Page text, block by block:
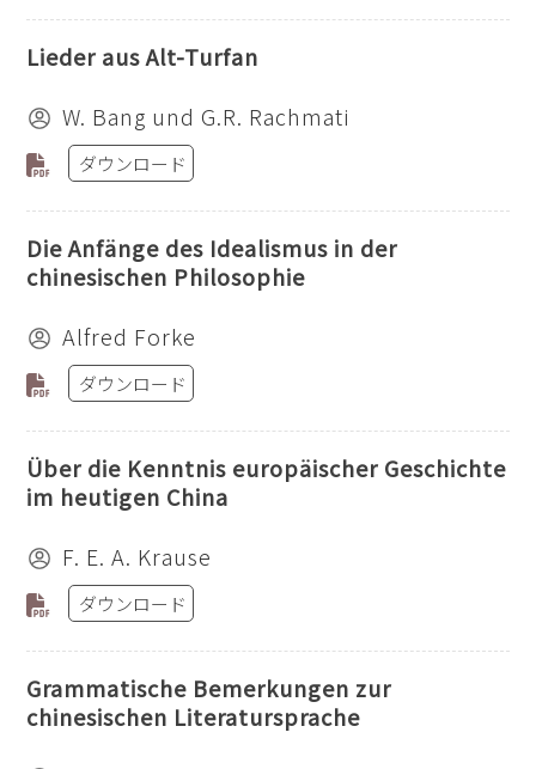
Lieder aus Alt-Turfan
W. Bang und G.R. Rachmati
ダウンロード
Die Anfänge des Idealismus in der
chinesischen Philosophie
Alfred Forke
ダウンロード
Über die Kenntnis europäischer Geschichte
im heutigen China
F. E. A. Krause
ダウンロード
Grammatische Bemerkungen zur
chinesischen Literatursprache